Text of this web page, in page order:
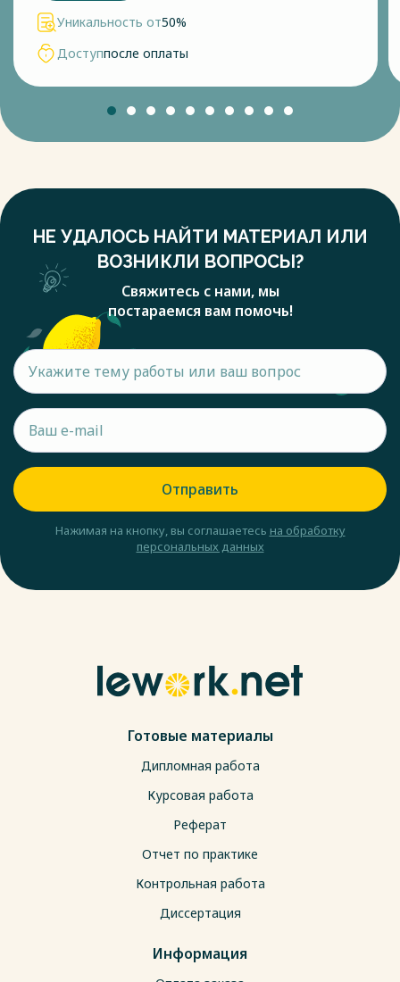
Уникальность от50%
Доступпосле оплаты
НЕ УДАЛОСЬ НАЙТИ МАТЕРИАЛ ИЛИ
ВОЗНИКЛИ ВОПРОСЫ?
Свяжитесь с нами, мы
постараемся вам помочь!
Отправить
Нажимая на кнопку, вы соглашаетесь на обработку
персональных данных
Готовые материалы
Дипломная работа
Курсовая работа
Реферат
Отчет по практике
Контрольная работа
Диссертация
Информация